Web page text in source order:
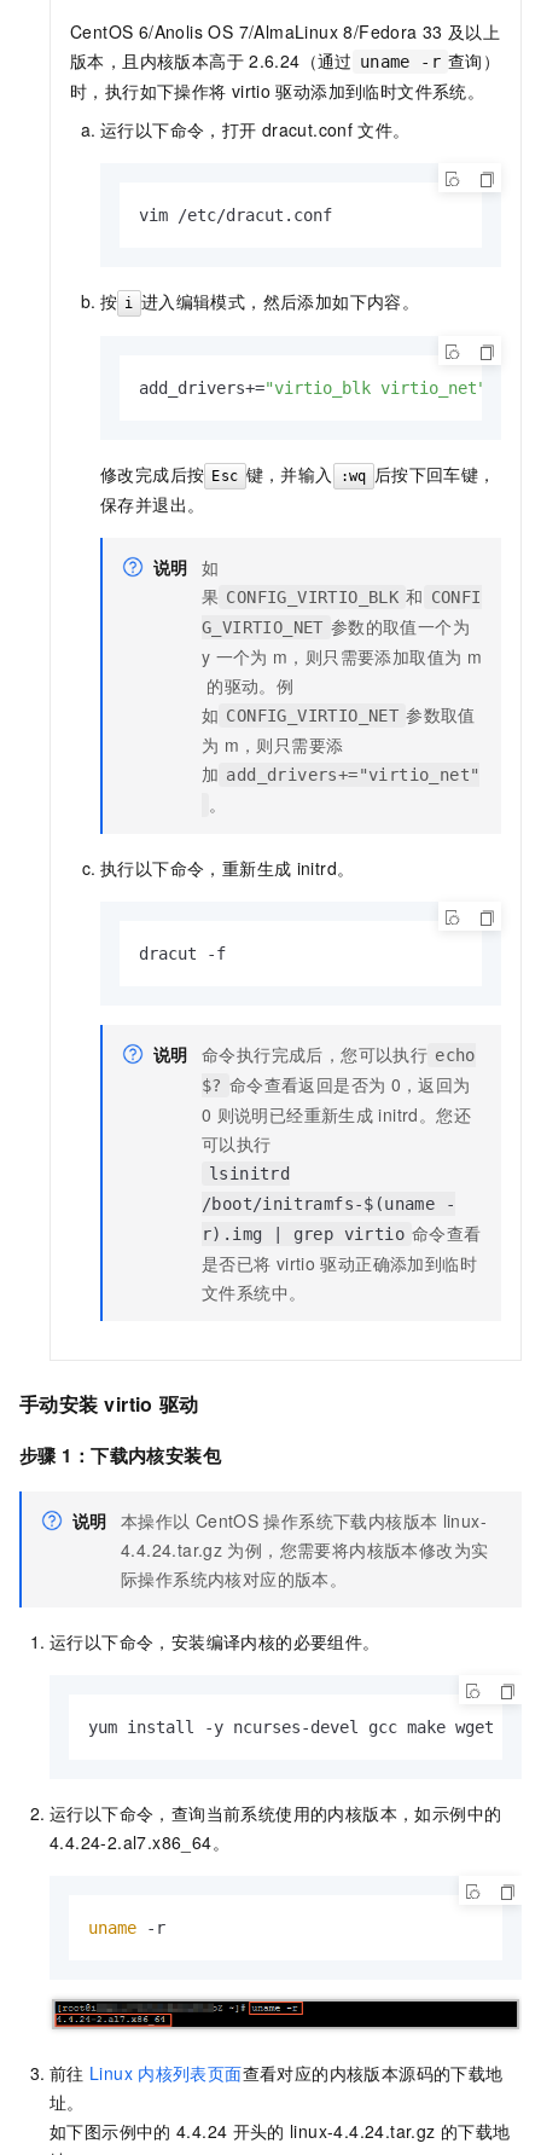
CentOS 6/Anolis OS 7/AlmaLinux 8/Fedora 33 及以上
版本，且内核版本高于 2.6.24（通过 uname -r 查询）
时，执行如下操作将 virtio 驱动添加到临时文件系统。
运行以下命令，打开 dracut.conf 文件。
vim /etc/dracut.conf
按 i 进入编辑模式，然后添加如下内容。
add_drivers+="virtio_blk virtio_net"
修改完成后按 Esc 键，并输入 :wq
后按下回车键，
保存并退出。
说明 如
果 CONFIG_VIRTIO_BLK 和 CONFI
G_VIRTIO_NET 参数的取值一个为
y 一个为 m，则只需要添加取值为 m
的驱动。例
如 CONFIG_VIRTIO_NET 参数取值
为 m，则只需要添
加 add_drivers+="virtio_net"
。
执行以下命令，重新生成 initrd。
dracut -f
说明 命令执行完成后，您可以执行 echo
$? 命令查看返回是否为 0，返回为
0 则说明已经重新生成 initrd。您还
可以执行
lsinitrd
/boot/initramfs-$(uname -
r).img | grep virtio 命令查看
是否已将 virtio 驱动正确添加到临时
文件系统中。
手动安装 virtio 驱动
步骤 1：下载内核安装包
说明 本操作以 CentOS 操作系统下载内核版本 linux-
4.4.24.tar.gz 为例，您需要将内核版本修改为实
际操作系统内核对应的版本。
运行以下命令，安装编译内核的必要组件。
yum install -y ncurses-devel gcc make wget
运行以下命令，查询当前系统使用的内核版本，如示例中的
4.4.24-2.al7.x86_64。
uname -r
前往 Linux 内核列表页面查看对应的内核版本源码的下载地
址。
如下图示例中的 4.4.24 开头的 linux-4.4.24.tar.gz 的下载地